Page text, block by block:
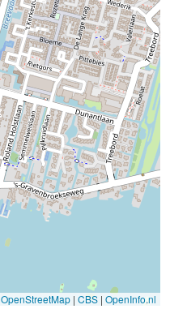
OpenStreetMap | CBS | OpenInfo.nl